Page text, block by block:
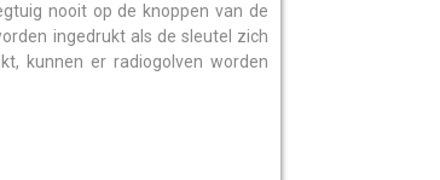
nooit op de knoppen van de
ingedrukt als de sleutel zich
kunnen er radiogolven worden